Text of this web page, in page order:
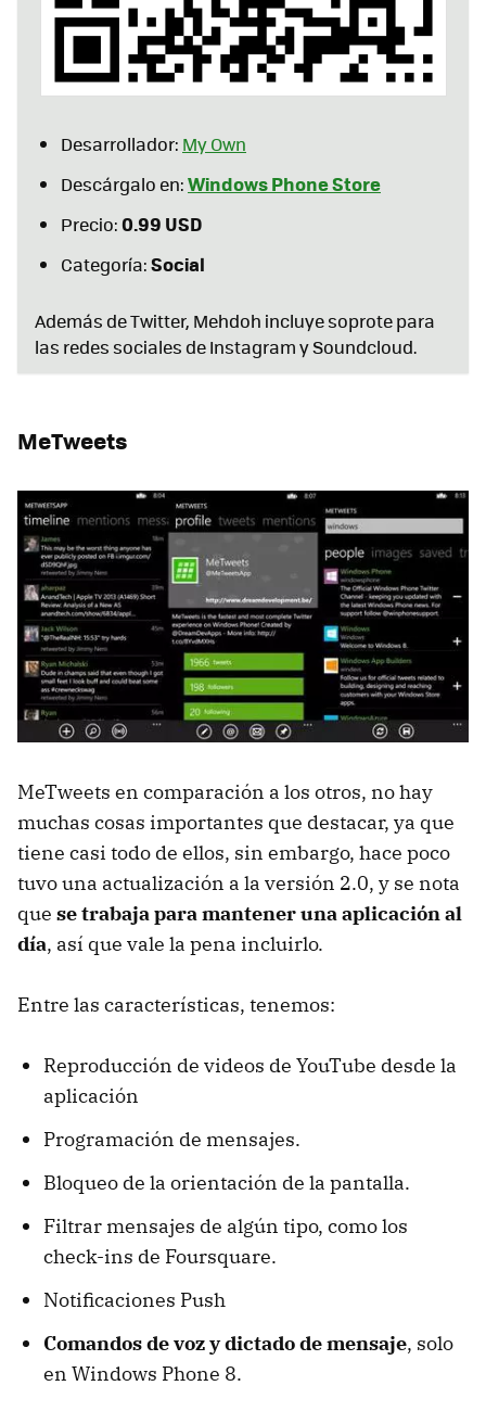
Desarrollador: My Own
Descárgalo en:Windows Phone Store
Precio:0.99 USD
Categoría:Social
Además de Twitter, Mehdoh incluye soprote para
las redes sociales de Instagram y Soundcloud.
MeTweets
MeTweets en comparación a los otros, no hay
muchas cosas importantes que destacar, ya que
tiene casi todo de ellos, sin embargo, hace poco
tuvo una actualización a la versión 2.0, y se nota
que se trabaja para mantener una aplicación al
día, así que vale la pena incluirlo.
Entre las características, tenemos:
Reproducción de videos de YouTube desde la
aplicación
Programación de mensajes.
Bloqueo de la orientación de la pantalla.
Filtrar mensajes de algún tipo, como los
check-ins de Foursquare.
Notificaciones Push
Comandos de voz y dictado de mensaje, solo
en Windows Phone 8.